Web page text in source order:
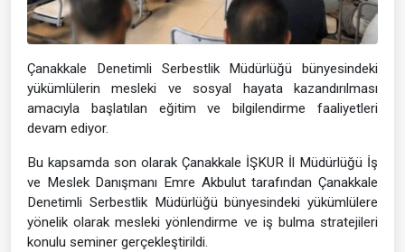
Çanakkale Denetimli Serbestlik Müdürlüğü bünyesindeki
yükümlülerin mesleki ve sosyal hayata kazandırılması
amacıyla başlatılan eğitim ve bilgilendirme faaliyetleri
devam ediyor.
Bu kapsamda son olarak Çanakkale İŞKUR İl Müdürlüğü İş
ve Meslek Danışmanı Emre Akbulut tarafından Çanakkale
Denetimli Serbestlik Müdürlüğü bünyesindeki yükümlülere
yönelik olarak mesleki yönlendirme ve iş bulma stratejileri
konulu seminer gerçekleştirildi.